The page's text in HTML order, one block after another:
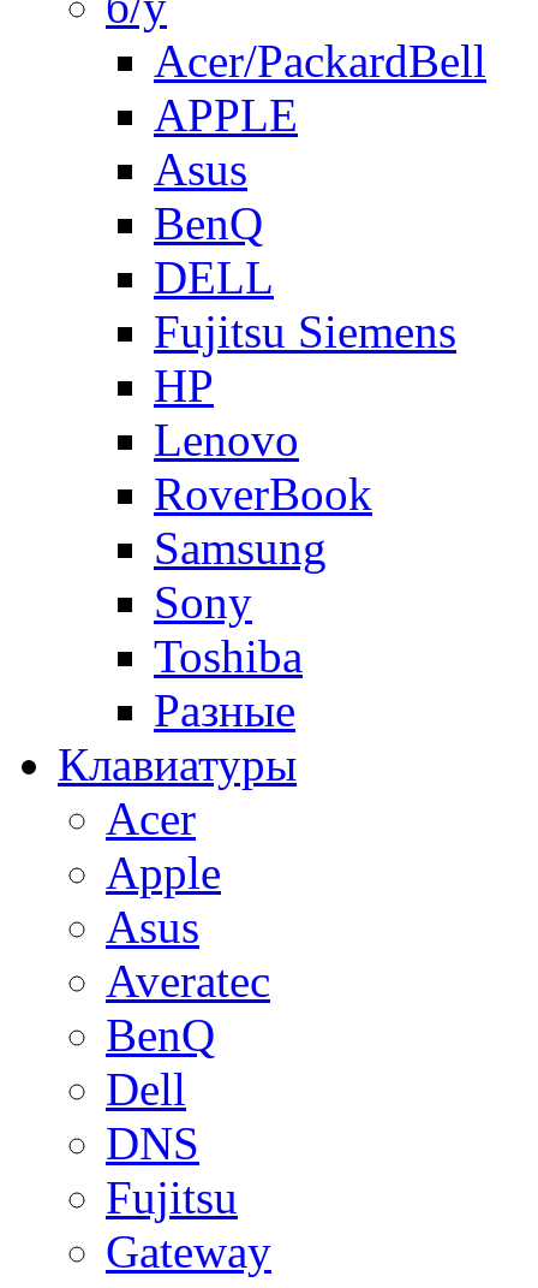
Acer/PackardBell
APPLE
Asus
BenQ
DELL
Fujitsu Siemens
HP
Lenovo
RoverBook
Samsung
Sony
Toshiba
Разные
Клавиатуры
Acer
Apple
Asus
Averatec
BenQ
Dell
DNS
Fujitsu
Gateway